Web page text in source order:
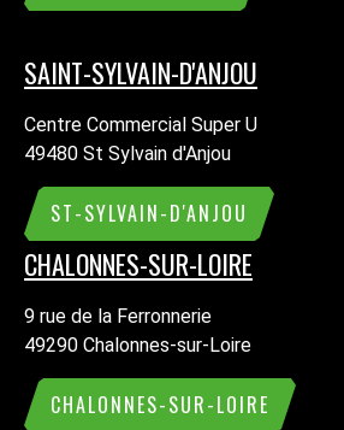
SAINT-SYLVAIN-D'ANJOU
Centre Commercial Super U
49480 St Sylvain d'Anjou
ST-SYLVAIN-D'ANJOU
CHALONNES-SUR-LOIRE
9 rue de la Ferronnerie
49290 Chalonnes-sur-Loire
CHALONNES-SUR-LOIRE